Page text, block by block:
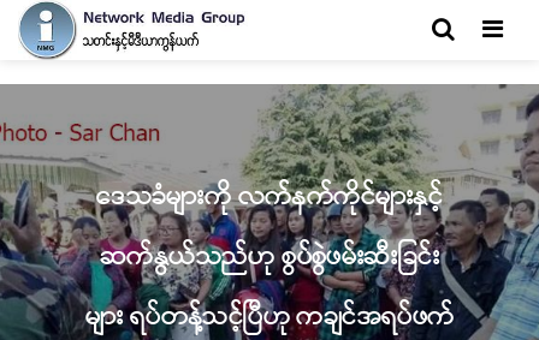
ဒေသခံများကို လက်နက်ကိုင်များနှင့်
ဆက်နွယ်သည်ဟု စွပ်စွဲဖမ်းဆီးခြင်း
များ ရပ်တန့်သင့်ပြီဟု ကချင်အရပ်ဖက်